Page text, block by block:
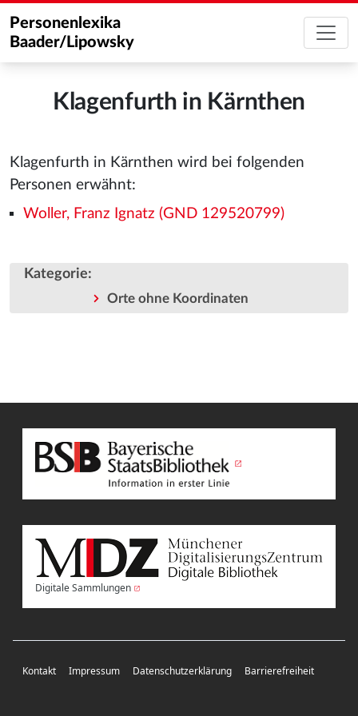
Personenlexika
Baader/Lipowsky
Klagenfurth in Kärnthen
Klagenfurth in Kärnthen wird bei folgenden
Personen erwähnt:
Woller, Franz Ignatz (GND 129520799)
Kategorie:
Orte ohne Koordinaten
Digitale Sammlungen
Kontakt Impressum Datenschutzerklärung Barrierefreiheit